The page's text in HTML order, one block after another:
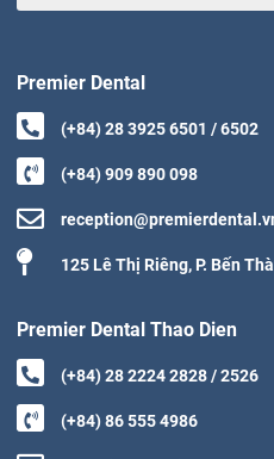
Premier Dental
(+84) 28 3925 6501 / 6502
(+84) 909 890 098
125 Lê Thị Riêng, P. Bến
Premier Dental Thao Dien
(+84) 28 2224 2828 / 2526
(+84) 86 555 4986